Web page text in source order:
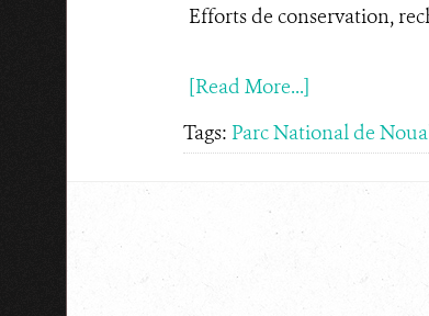
Efforts de conservation,
[Read More...]
Tags: Parc National de